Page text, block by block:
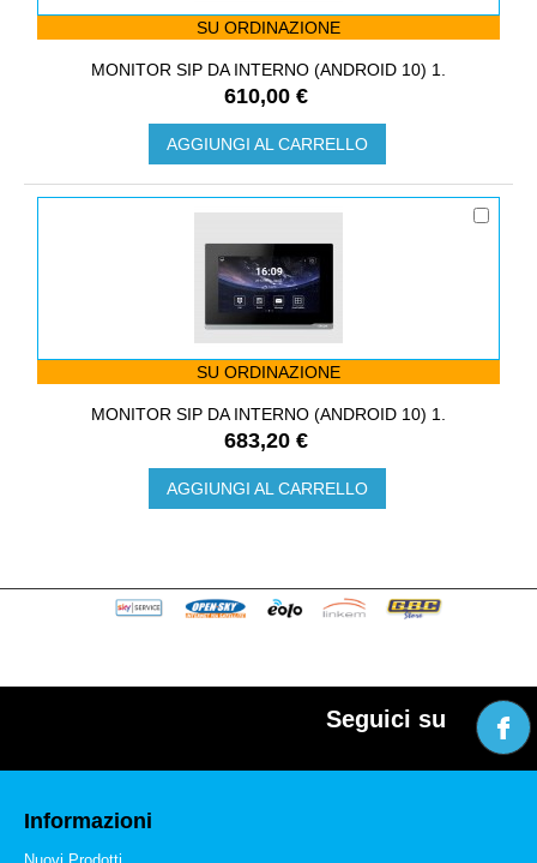
SU ORDINAZIONE
MONITOR SIP DA INTERNO (ANDROID 10) 1.
610,00 €
AGGIUNGI AL CARRELLO
SU ORDINAZIONE
MONITOR SIP DA INTERNO (ANDROID 10) 1.
683,20 €
AGGIUNGI AL CARRELLO
Seguici su
Informazioni